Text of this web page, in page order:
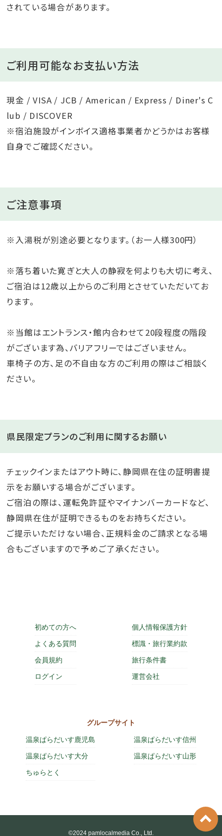
されている場合があります。
ご利用可能なお支払い方法
現金 / VISA / JCB / American / Express / Diner's C
lub / DISCOVER
※宿泊施設がインボイス適格事業者かどうかはお客様
自身でご確認ください。
ご注意事項
※入湯税が別途必要となります。（お一人様300円）
※落ち着いた寛ぎと大人の静寂を何よりも大切に考え、
ご宿泊は12歳以上からのご利用とさせていただいてお
ります。
※当館はエントランス・館内合わせて20段程度の階段
がございます為、バリアフリーではございません。
車椅子の方、足の不自由な方のご利用の際はご相談く
ださい。
県民限定プランのご利用に関するお願い
チェックインまたはアウト時に、静岡県在住の証明書提
示をお願いする場合がございます。
ご宿泊の際は、運転免許証やマイナンバーカードなど、
静岡県在住が証明できるものをお持ちください。
ご提示いただけない場合、正規料金のご請求となる場
合もございますので予めご了承ください。
初めての方へ
よくある質問
会員規約
ログイン
個人情報保護方針
標識・旅行業約款
旅行条件書
運営会社
グループサイト
温泉ぱらだいす鹿児島
温泉ぱらだいす大分
ちゅらとく
温泉ぱらだいす信州
温泉ぱらだいす山形
©2024 pamlocalmedia Co., Ltd.